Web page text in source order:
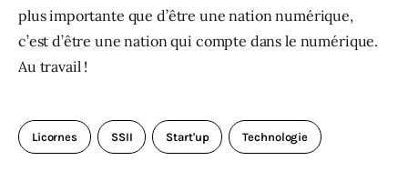
plus importante que d’être une nation numérique,
c’est d’être une nation qui compte dans le numérique.
Au travail !
Licornes SSII Start'up Technologie